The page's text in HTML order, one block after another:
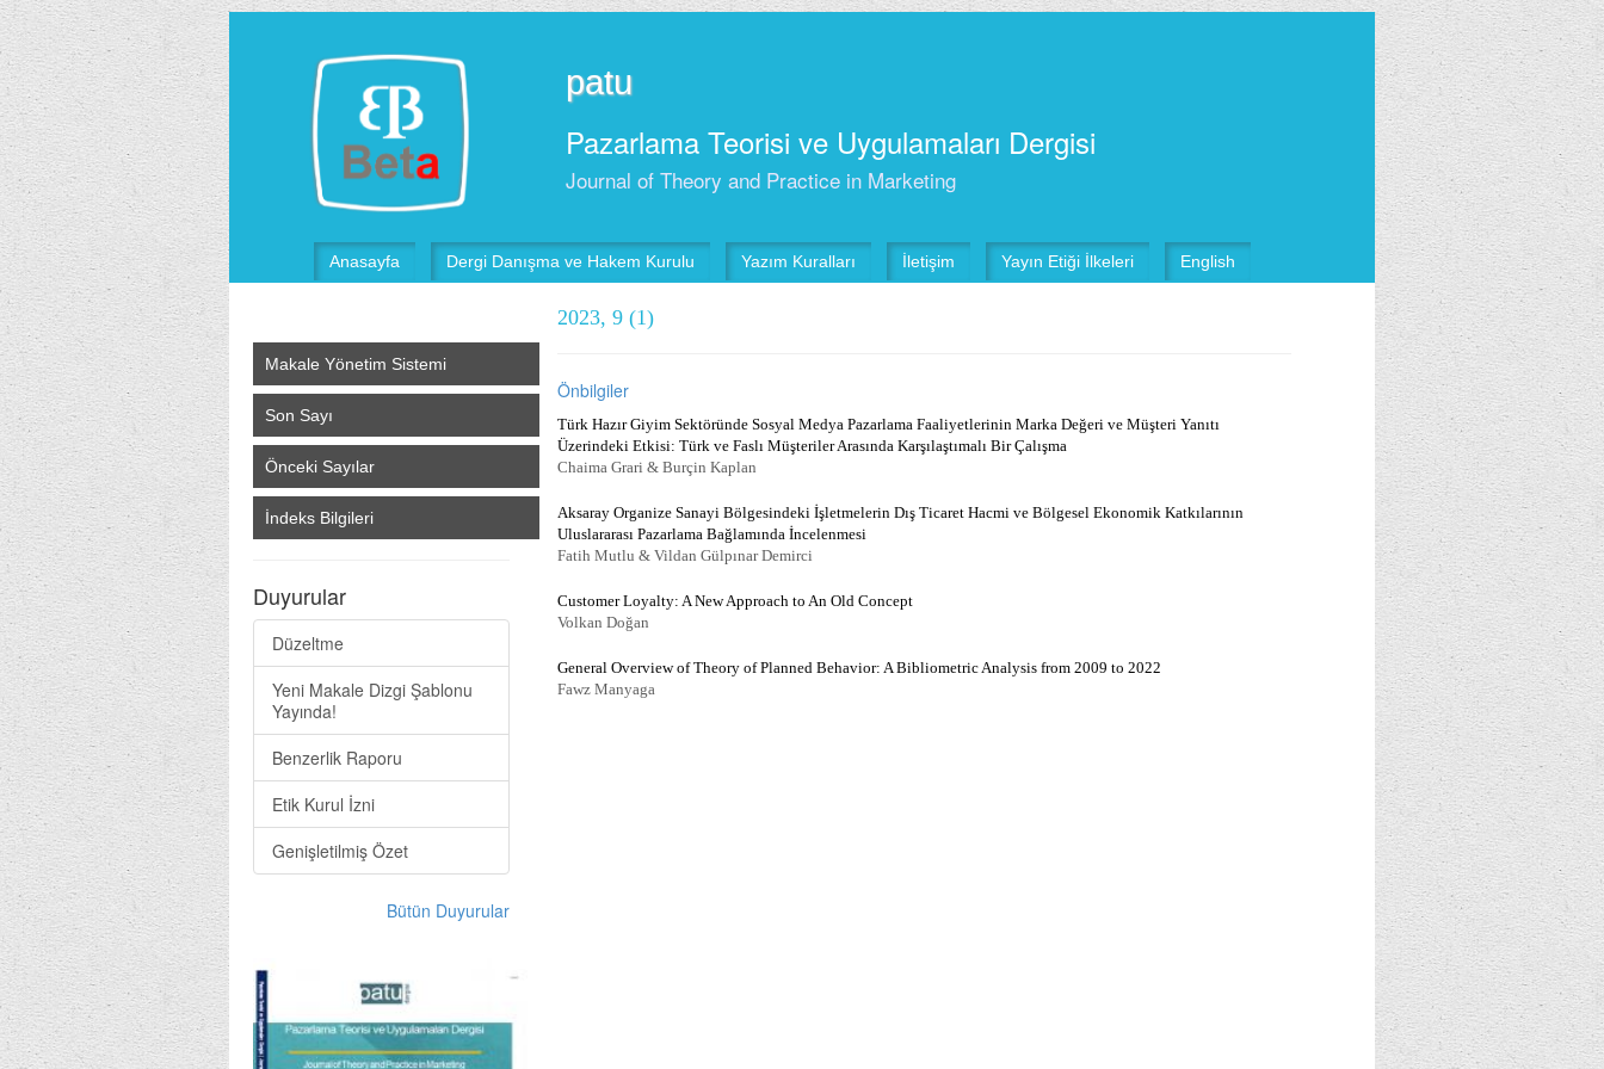
patu
Pazarlama Teorisi ve Uygulamaları Dergisi
Journal of Theory and Practice in Marketing
Anasayfa Dergi Danışma ve Hakem Kurulu Yazım Kuralları İletişim Yayın Etiği İlkeleri English
Makale Yönetim Sistemi
Son Sayı
Önceki Sayılar
İndeks Bilgileri
Duyurular
Düzeltme
Yeni Makale Dizgi Şablonu
Yayında!
Benzerlik Raporu
Etik Kurul İzni
Genişletilmiş Özet
Bütün Duyurular
2023, 9 (1)
Önbilgiler
Türk Hazır Giyim Sektöründe Sosyal Medya Pazarlama Faaliyetlerinin Marka Değeri ve Müşteri Yanıtı
Üzerindeki Etkisi: Türk ve Faslı Müşteriler Arasında Karşılaştımalı Bir Çalışma
Chaima Grari & Burçin Kaplan
Aksaray Organize Sanayi Bölgesindeki İşletmelerin Dış Ticaret Hacmi ve Bölgesel Ekonomik Katkılarının
Uluslararası Pazarlama Bağlamında İncelenmesi
Fatih Mutlu & Vildan Gülpınar Demirci
Customer Loyalty: A New Approach to An Old Concept
Volkan Doğan
General Overview of Theory of Planned Behavior: A Bibliometric Analysis from 2009 to 2022
Fawz Manyaga